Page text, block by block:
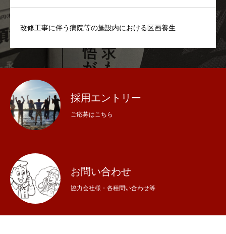
改修工事に伴う病院等の施設内における区画養生
採用エントリー
ご応募はこちら
お問い合わせ
協力会社様・各種問い合わせ等